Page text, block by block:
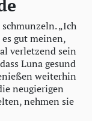
„Ich
gut meinen,
verletzend sein
Luna gesund
weiterhin
neugierigen
nehmen sie